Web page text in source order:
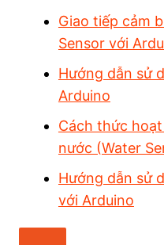
Giao tiếp cảm
Sensor với
Hướng dẫn sử
Arduino
Cách thức
nước (Water
Hướng dẫn sử
với Arduino